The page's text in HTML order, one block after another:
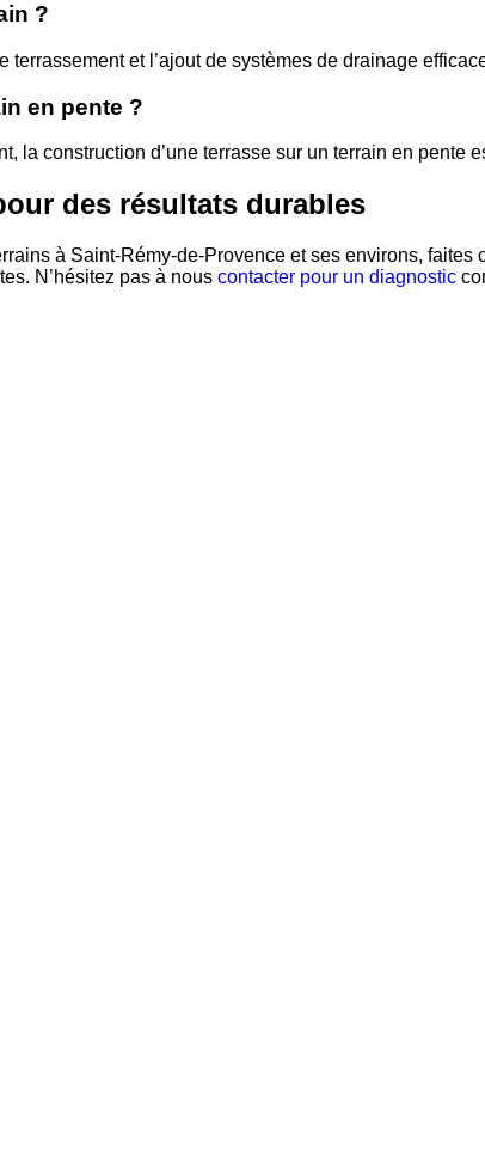
?
terrassement et l’ajout de systèmes de drainage
en pente ?
la construction d’une terrasse sur un terrain en pente
des résultats durables
à Saint-Rémy-de-Provence et ses environs, faites
N’hésitez pas à nous contacter pour un diagnostic